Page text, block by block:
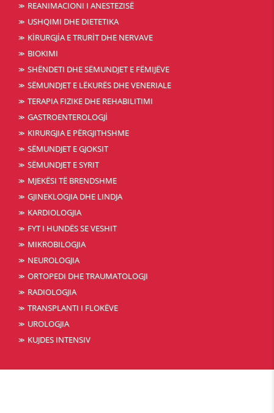
REANIMACIONI I ANESTEZISË
USHQIMI DHE DIETETIKA
KİRURGJİA E TRURİT DHE NERVAVE
BIOKIMI
SHËNDETI DHE SËMUNDJET E FËMIJËVE
SËMUNDJET E LËKURËS DHE VENERIALE
TERAPIA FIZIKE DHE REHABILITIMI
GASTROENTEROLOGJİ
KIRURGJIA E PËRGJITHSHME
SËMUNDJET E GJOKSIT
SËMUNDJET E SYRIT
MJEKËSI TË BRENDSHME
GJINEKLOGJIA DHE LINDJA
KARDIOLOGJIA
FYT I HUNDËS SE VESHIT
MIKROBILOGJIA
NEUROLOGJIA
ORTOPEDI DHE TRAUMATOLOGJI
RADIOLOGJIA
TRANSPLANTI I FLOKËVE
UROLOGJIA
KUJDES INTENSIV